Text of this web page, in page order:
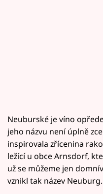
Neuburské je víno
jeho názvu není úplně
inspirovala zřícenina
ležící u obce Arnsdorf,
už se můžeme jen
vznikl tak název Neuburg.